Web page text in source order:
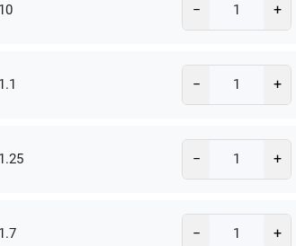
− +
− +
− +
− +